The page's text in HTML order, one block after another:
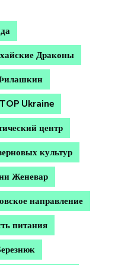
Драконы
Ukraine
центр
культур
Женевар
направление
питания